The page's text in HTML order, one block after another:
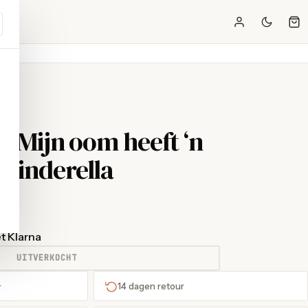
Mijn oom heeft ‘n
Klarna
UITVERKOCHT
14 dagen retour